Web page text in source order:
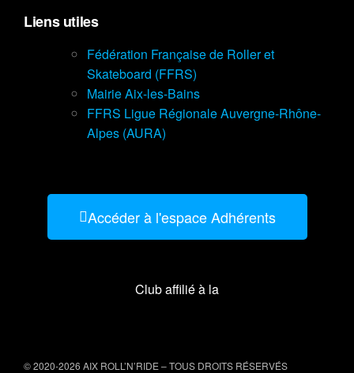
Liens utiles
Fédération Française de Roller et
Skateboard (FFRS)
Mairie Aix-les-Bains
FFRS Ligue Régionale Auvergne-Rhône-
Alpes (AURA)
Accéder à l'espace Adhérents
Club affilié à la
© 2020-2026 AIX ROLL’N’RIDE – TOUS DROITS RÉSERVÉS